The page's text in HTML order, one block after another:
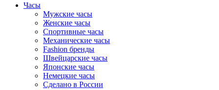
Часы
Мужские часы
Женские часы
Спортивные часы
Механические часы
Fashion бренды
Швейцарские часы
Японские часы
Немецкие часы
Сделано в России